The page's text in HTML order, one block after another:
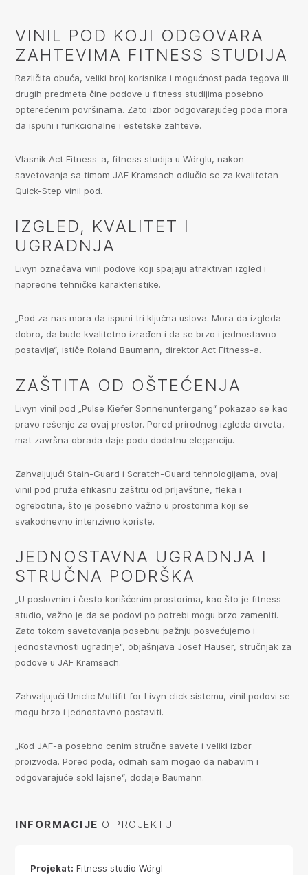
VINIL POD KOJI ODGOVARA
ZAHTEVIMA FITNESS STUDIJA
Različita obuća, veliki broj korisnika i mogućnost pada tegova ili
drugih predmeta čine podove u fitness studijima posebno
opterećenim površinama. Zato izbor odgovarajućeg poda mora
da ispuni i funkcionalne i estetske zahteve.
Vlasnik Act Fitness-a, fitness studija u Wörglu, nakon
savetovanja sa timom JAF Kramsach odlučio se za kvalitetan
Quick-Step vinil pod.
IZGLED, KVALITET I
UGRADNJA
Livyn označava vinil podove koji spajaju atraktivan izgled i
napredne tehničke karakteristike.
„Pod za nas mora da ispuni tri ključna uslova. Mora da izgleda
dobro, da bude kvalitetno izrađen i da se brzo i jednostavno
postavlja“, ističe Roland Baumann, direktor Act Fitness-a.
ZAŠTITA OD OŠTEĆENJA
Livyn vinil pod „Pulse Kiefer Sonnenuntergang“ pokazao se kao
pravo rešenje za ovaj prostor. Pored prirodnog izgleda drveta,
mat završna obrada daje podu dodatnu eleganciju.
Zahvaljujući Stain-Guard i Scratch-Guard tehnologijama, ovaj
vinil pod pruža efikasnu zaštitu od prljavštine, fleka i
ogrebotina, što je posebno važno u prostorima koji se
svakodnevno intenzivno koriste.
JEDNOSTAVNA UGRADNJA I
STRUČNA PODRŠKA
„U poslovnim i često korišćenim prostorima, kao što je fitness
studio, važno je da se podovi po potrebi mogu brzo zameniti.
Zato tokom savetovanja posebnu pažnju posvećujemo i
jednostavnosti ugradnje“, objašnjava Josef Hauser, stručnjak za
podove u JAF Kramsach.
Zahvaljujući Uniclic Multifit for Livyn click sistemu, vinil podovi se
mogu brzo i jednostavno postaviti.
„Kod JAF-a posebno cenim stručne savete i veliki izbor
proizvoda. Pored poda, odmah sam mogao da nabavim i
odgovarajuće sokl lajsne“, dodaje Baumann.
INFORMACIJE O PROJEKTU
Projekat: Fitness studio Wörgl